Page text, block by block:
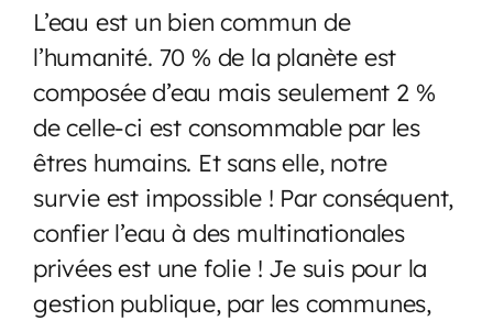
L’eau est un bien commun de
l’humanité. 70 % de la planète est
composée d’eau mais seulement 2 %
de celle-ci est consommable par les
êtres humains. Et sans elle, notre
survie est impossible ! Par conséquent,
confier l’eau à des multinationales
privées est une folie ! Je suis pour la
gestion publique, par les communes,